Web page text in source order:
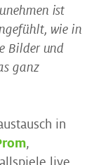
ist
wie in
Bilder und
ganz
in
,